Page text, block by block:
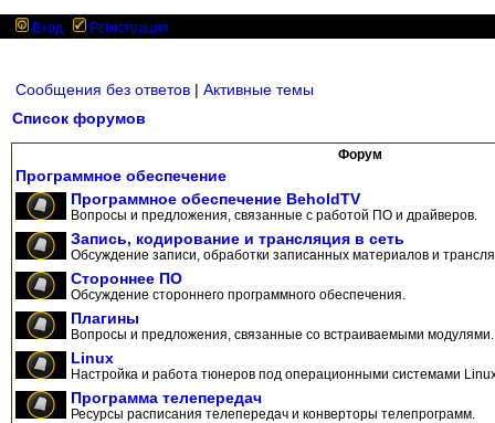
Вход Регистрация
Сообщения без ответов | Активные темы
Список форумов
Форум
Программное обеспечение
Программное обеспечение BeholdTV
Вопросы и предложения, связанные с работой ПО и драйверов.
Запись, кодирование и трансляция в сеть
Обсуждение записи, обработки записанных материалов и
Стороннее ПО
Обсуждение стороннего программного обеспечения.
Плагины
Вопросы и предложения, связанные со встраиваемыми модулями.
Linux
Настройка и работа тюнеров под операционными системами
Программа телепередач
Ресурсы расписания телепередач и конверторы телепрограмм.